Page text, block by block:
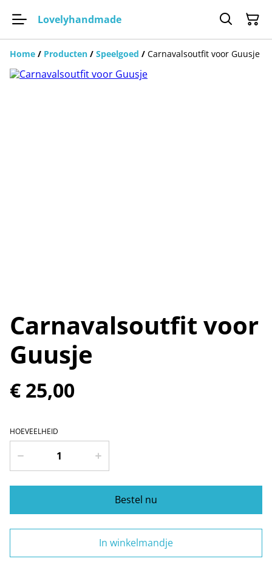
Lovelyhandmade
Home / Producten / Speelgoed / Carnavalsoutfit voor Guusje
Carnavalsoutfit voor
Guusje
€ 25,00
HOEVEELHEID
Bestel nu
In winkelmandje